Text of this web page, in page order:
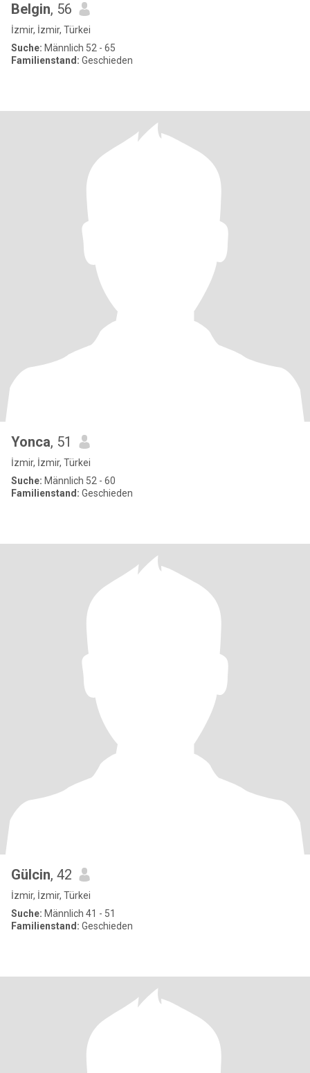
Belgin, 56
İzmir, İzmir, Türkei
Suche: Männlich 52 - 65
Familienstand: Geschieden
Yonca, 51
İzmir, İzmir, Türkei
Suche: Männlich 52 - 60
Familienstand: Geschieden
Gülcin, 42
İzmir, İzmir, Türkei
Suche: Männlich 41 - 51
Familienstand: Geschieden